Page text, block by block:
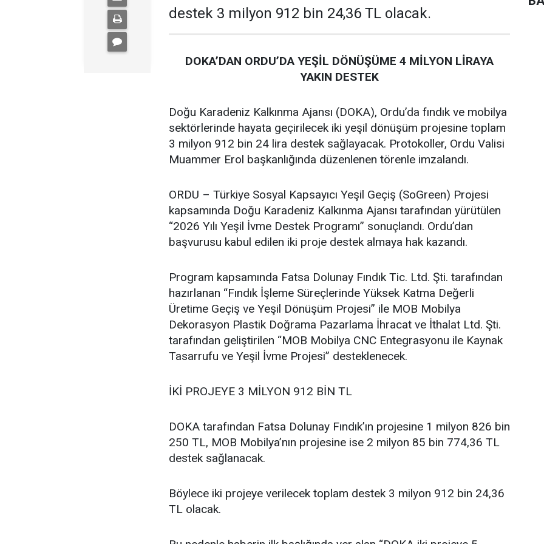
destek 3 milyon 912 bin 24,36 TL olacak.
DOKA’DAN ORDU’DA YEŞİL DÖNÜŞÜME 4 MİLYON LİRAYA
YAKIN DESTEK
Doğu Karadeniz Kalkınma Ajansı (DOKA), Ordu’da fındık ve mobilya
sektörlerinde hayata geçirilecek iki yeşil dönüşüm projesine toplam
3 milyon 912 bin 24 lira destek sağlayacak. Protokoller, Ordu Valisi
Muammer Erol başkanlığında düzenlenen törenle imzalandı.
ORDU – Türkiye Sosyal Kapsayıcı Yeşil Geçiş (SoGreen) Projesi
kapsamında Doğu Karadeniz Kalkınma Ajansı tarafından yürütülen
“2026 Yılı Yeşil İvme Destek Programı” sonuçlandı. Ordu’dan
başvurusu kabul edilen iki proje destek almaya hak kazandı.
Program kapsamında Fatsa Dolunay Fındık Tic. Ltd. Şti. tarafından
hazırlanan “Fındık İşleme Süreçlerinde Yüksek Katma Değerli
Üretime Geçiş ve Yeşil Dönüşüm Projesi” ile MOB Mobilya
Dekorasyon Plastik Doğrama Pazarlama İhracat ve İthalat Ltd. Şti.
tarafından geliştirilen “MOB Mobilya CNC Entegrasyonu ile Kaynak
Tasarrufu ve Yeşil İvme Projesi” desteklenecek.
İKİ PROJEYE 3 MİLYON 912 BİN TL
DOKA tarafından Fatsa Dolunay Fındık’ın projesine 1 milyon 826 bin
250 TL, MOB Mobilya’nın projesine ise 2 milyon 85 bin 774,36 TL
destek sağlanacak.
Böylece iki projeye verilecek toplam destek 3 milyon 912 bin 24,36
TL olacak.